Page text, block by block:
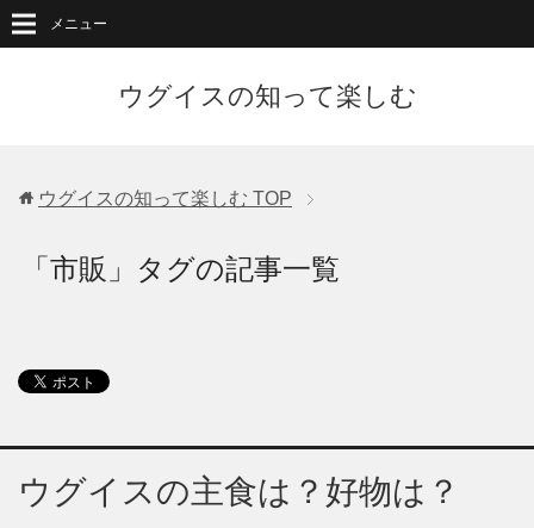
ウグイスの知って楽しむ
メニュー
ウグイスの知って楽しむ TOP
「市販」タグの記事一覧
ウグイスの主食は？好物は？